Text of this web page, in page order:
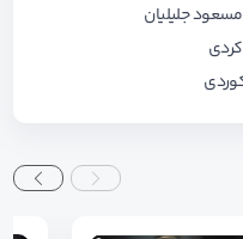
جلیلیان